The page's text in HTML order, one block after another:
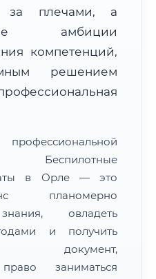
ФИС ФРДО
увеличения и просмотра
за плечами, а
амбиции
компетенций,
решением
Беспилотные
в Орле — это
планомерно
овладеть
и получить
документ,
заниматься